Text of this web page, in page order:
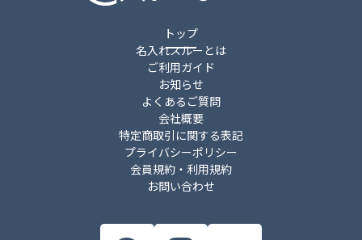
トップ
名入れスルーとは
ご利用ガイド
お知らせ
よくあるご質問
会社概要
特定商取引に関する表記
プライバシーポリシー
会員規約・利用規約
お問い合わせ